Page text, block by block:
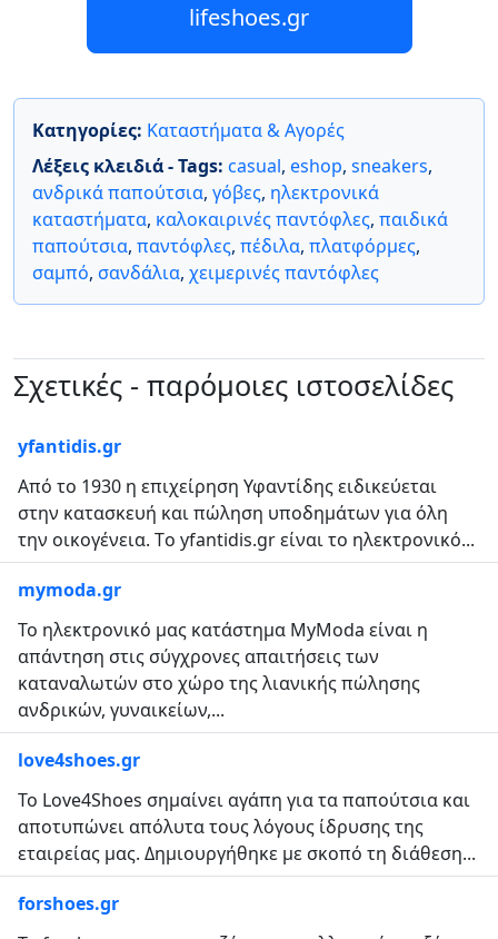
lifeshoes.gr
Κατηγορίες: Καταστήματα & Αγορές
Λέξεις κλειδιά - Tags: casual, eshop, sneakers,
ανδρικά παπούτσια, γόβες, ηλεκτρονικά
καταστήματα, καλοκαιρινές παντόφλες, παιδικά
παπούτσια, παντόφλες, πέδιλα, πλατφόρμες,
σαμπό, σανδάλια, χειμερινές παντόφλες
Σχετικές - παρόμοιες ιστοσελίδες
yfantidis.gr
Από το 1930 η επιχείρηση Υφαντίδης ειδικεύεται
στην κατασκευή και πώληση υποδημάτων για όλη
την οικογένεια. Τo yfantidis.gr είναι το ηλεκτρονικό...
mymoda.gr
Το ηλεκτρονικό μας κατάστημα MyModa είναι η
απάντηση στις σύγχρονες απαιτήσεις των
καταναλωτών στο χώρο της λιανικής πώλησης
ανδρικών, γυναικείων,...
love4shoes.gr
Το Love4Shoes σημαίνει αγάπη για τα παπούτσια και
αποτυπώνει απόλυτα τους λόγους ίδρυσης της
εταιρείας μας. Δημιουργήθηκε με σκοπό τη διάθεση...
forshoes.gr